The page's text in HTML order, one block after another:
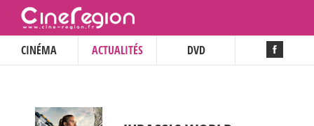
CINÉMA ACTUALITÉS DVD